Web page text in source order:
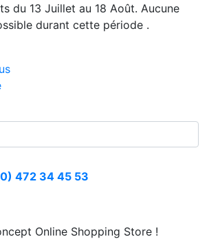
du 13 Juillet au 18 Août. Aucune
durant cette période .
472 34 45 53
Online Shopping Store !